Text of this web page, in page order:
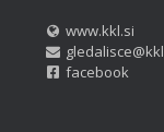
www.kkl.si
facebook